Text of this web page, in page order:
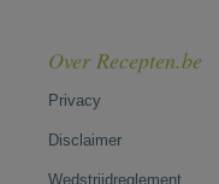
Over Recepten.be
Privacy
Disclaimer
Wedstrijdreglement